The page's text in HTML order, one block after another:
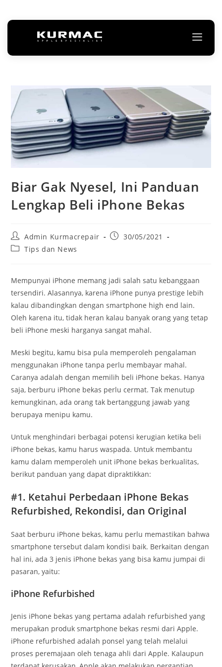
Biar Gak Nyesel, Ini Panduan
Lengkap Beli iPhone Bekas
Admin Kurmacrepair
30/05/2021
Tips dan News
Mempunyai iPhone memang jadi salah satu kebanggaan
tersendiri. Alasannya, karena iPhone punya prestige lebih
kalau dibandingkan dengan smartphone high end lain.
Oleh karena itu, tidak heran kalau banyak orang yang tetap
beli iPhone meski harganya sangat mahal.
Meski begitu, kamu bisa pula memperoleh pengalaman
menggunakan iPhone tanpa perlu membayar mahal.
Caranya adalah dengan memilih beli iPhone bekas. Hanya
saja, berburu iPhone bekas perlu cermat. Tak menutup
kemungkinan, ada orang tak bertanggung jawab yang
berupaya menipu kamu.
Untuk menghindari berbagai potensi kerugian ketika beli
iPhone bekas, kamu harus waspada. Untuk membantu
kamu dalam memperoleh unit iPhone bekas berkualitas,
berikut panduan yang dapat dipraktikkan:
#1. Ketahui Perbedaan iPhone Bekas
Refurbished, Rekondisi, dan Original
Saat berburu iPhone bekas, kamu perlu memastikan bahwa
smartphone tersebut dalam kondisi baik. Berkaitan dengan
hal ini, ada 3 jenis iPhone bekas yang bisa kamu jumpai di
pasaran, yaitu:
iPhone Refurbished
Jenis iPhone bekas yang pertama adalah refurbished yang
merupakan produk smartphone bekas resmi dari Apple.
iPhone refurbished adalah ponsel yang telah melalui
proses peremajaan oleh tenaga ahli dari Apple. Kalaupun